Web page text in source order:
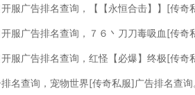
服广告排名查询，【【永恒合击】】[传奇
服广告排名查询，７６丶刀刀毒吸血[传奇
服广告排名查询，红怪【必爆】终极[传奇
名查询，宠物世界[传奇私服]广告排名查询